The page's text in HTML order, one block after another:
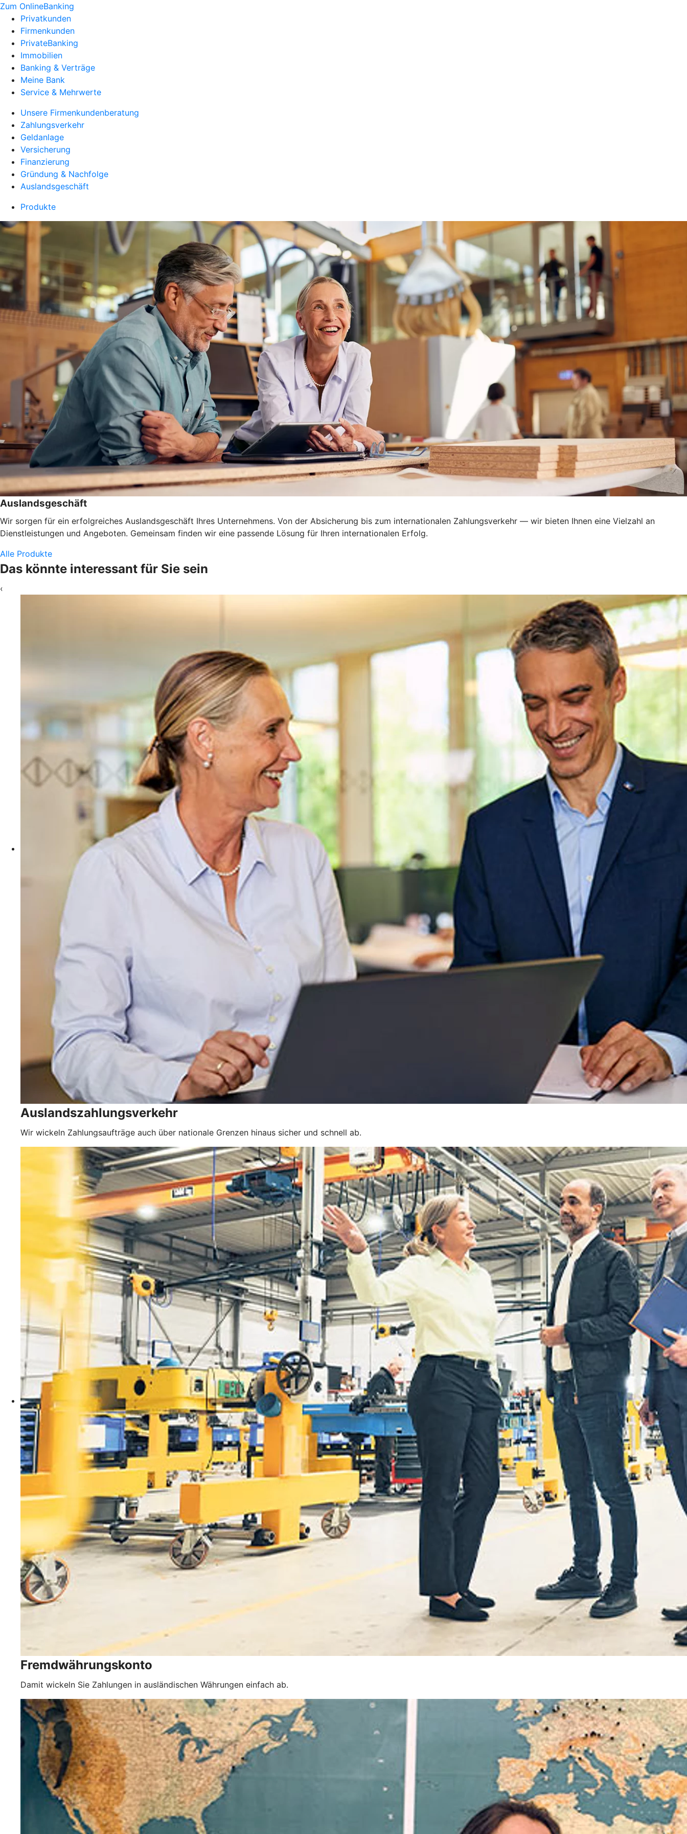
Zum OnlineBanking
Privatkunden
Firmenkunden
PrivateBanking
Immobilien
Banking & Verträge
Meine Bank
Service & Mehrwerte
Unsere Firmenkundenberatung
Zahlungsverkehr
Geldanlage
Versicherung
Finanzierung
Gründung & Nachfolge
Auslandsgeschäft
Produkte
Auslandsgeschäft
Wir sorgen für ein erfolgreiches Auslandsgeschäft Ihres Unternehmens. Von der Absicherung bis zum internationalen Zahlungsverkehr — wir bieten Ihnen eine Vielzahl an
Dienstleistungen und Angeboten. Gemeinsam finden wir eine passende Lösung für Ihren internationalen Erfolg.
Alle Produkte
Das könnte interessant für Sie sein
‹
Auslandszahlungsverkehr
Wir wickeln Zahlungsaufträge auch über nationale Grenzen hinaus sicher und schnell ab.
Fremdwährungskonto
Damit wickeln Sie Zahlungen in ausländischen Währungen einfach ab.